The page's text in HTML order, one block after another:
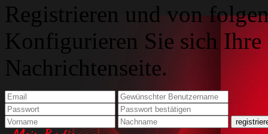
Registrieren und von
Konfigurieren Sie sich
Nachrichtenseite.